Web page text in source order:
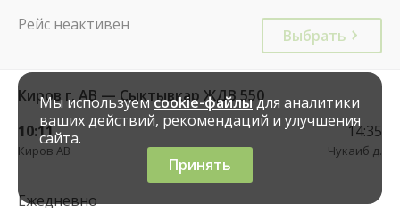
Рейс неактивен
Выбрать
Киров г. АВ — Сыктывкар ЖДВ 550
10:11
Киров АВ
14:35
Чукаиб д.
Ежедневно
Мы используемcookie-файлыдля аналитики
ваших действий, рекомендаций и улучшения
сайта.
Принять